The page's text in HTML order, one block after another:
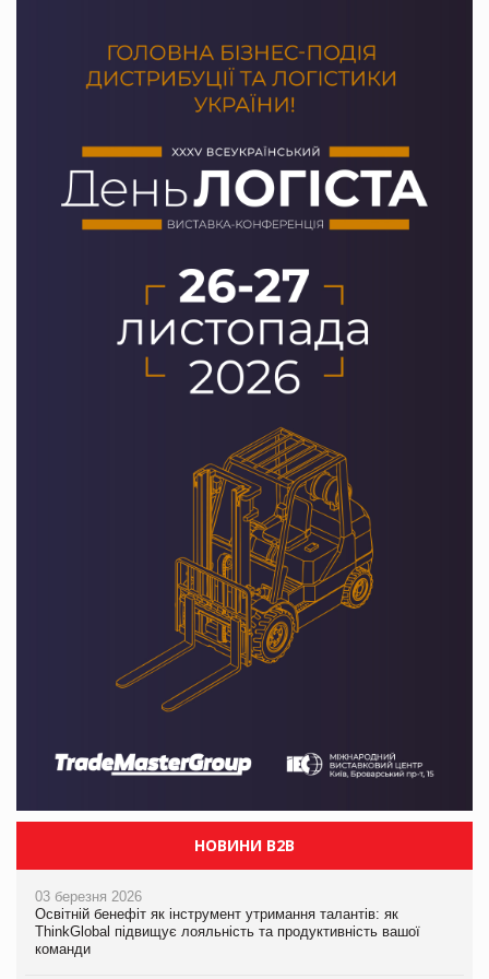
НОВИНИ B2B
03 березня 2026
Освітній бенефіт як інструмент утримання талантів: як
ThinkGlobal підвищує лояльність та продуктивність вашої
команди